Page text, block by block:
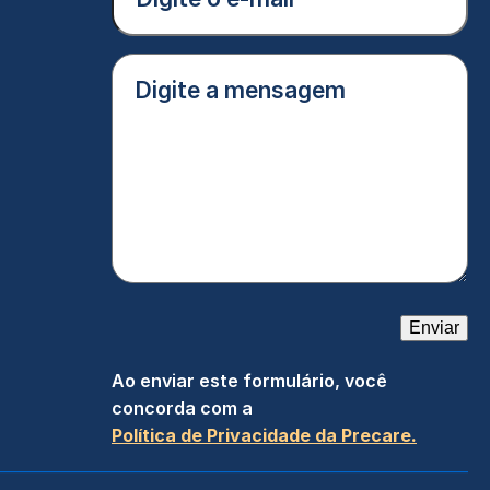
(Obrigatório)
Digite
Enviar
Ao enviar este formulário, você
concorda com a
Política de Privacidade da Precare.